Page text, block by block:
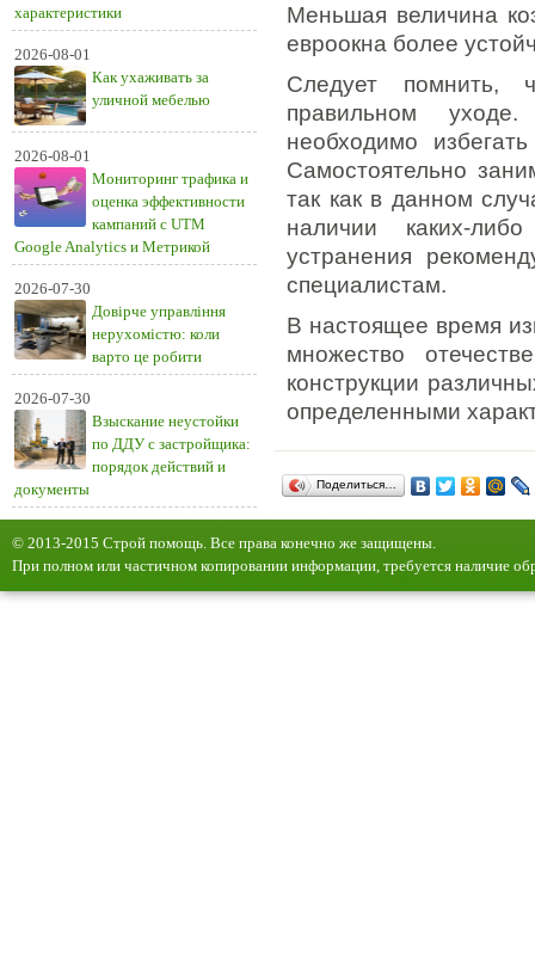
характеристики
2026-08-01
Как ухаживать за
уличной мебелью
2026-08-01
Мониторинг трафика и
оценка эффективности
кампаний с UTM
Google Analytics и Метрикой
2026-07-30
Довірче управління
нерухомістю: коли
варто це робити
2026-07-30
Взыскание неустойки
по ДДУ с застройщика:
порядок действий и
документы
Меньшая величина
евроокна более
Следует помнить,
правильном
необходимо
Самостоятельно
так как в данном
наличии каких-
устранения
специалистам.
В настоящее время
множество
конструкции
определенными
Поделиться…
© 2013-2015 Строй помощь. Все права конечно же защищены.
При полном или частичном копировании информации, требуется наличие